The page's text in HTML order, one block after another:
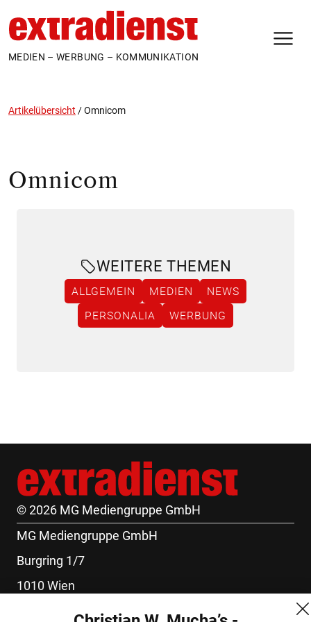
MEDIEN – WERBUNG – KOMMUNIKATION
Artikelübersicht /Omnicom
Omnicom
WEITERE THEMEN
ALLGEMEIN MEDIEN
NEWS
PERSONALIA
WERBUNG
© 2026 MG Mediengruppe GmbH
MG Mediengruppe GmbH
Burgring 1/7
1010 Wien
+43 (1) 522 14 14